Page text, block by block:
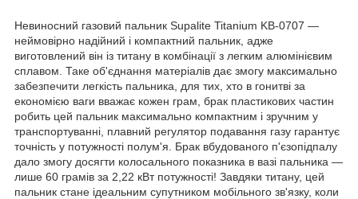
Невиносний газовий пальник Supalite Titanium KB-0707 —
неймовірно надійний і компактний пальник, адже
виготовлений він із титану в комбінації з легким алюмінієвим
сплавом. Таке об'єднання матеріалів дає змогу максимально
забезпечити легкість пальника, для тих, хто в гонитві за
економією ваги вважає кожен грам, брак пластикових частин
робить цей пальник максимально компактним і зручним у
транспортуванні, плавний регулятор подавання газу гарантує
точність у потужності полум'я. Брак вбудованого п'єзопідпалу
дало змогу досягти колосального показника в вазі пальника —
лише 60 грамів за 2,22 кВт потужності! Завдяки титану, цей
пальник стане ідеальним супутником мобільного зв'язку, коли